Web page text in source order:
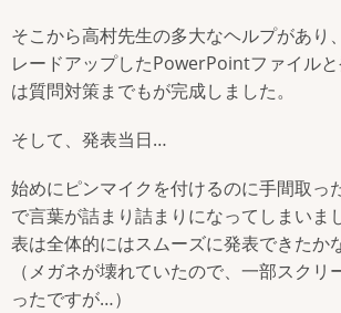
そこから高村先生の多大なヘルプがあり
レードアップしたPowerPointファイル
は質問対策までもが完成しました。
そして、発表当日…
始めにピンマイクを付けるのに手間取っ
で言葉が詰まり詰まりになってしまいま
表は全体的にはスムーズに発表できたか
（メガネが壊れていたので、一部スクリ
ったですが…）